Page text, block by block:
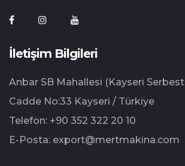
İletişim Bilgileri
Anbar SB Mahallesi (Kayseri Serbest
⁠Cadde No:33 Kayseri / Türkiye
Telefon: +90 352 322 20 10
E-Posta: export@mertmakina.com